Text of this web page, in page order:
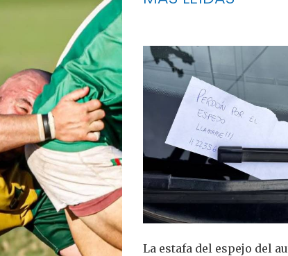
La estafa del espejo del